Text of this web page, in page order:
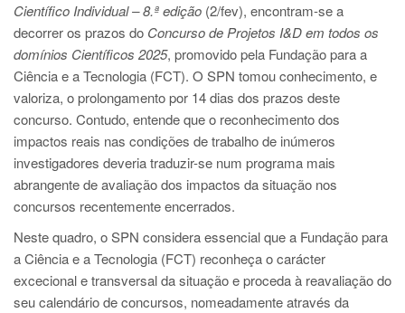
Científico Individual – 8.ª edição (2/fev), encontram-se a
decorrer os prazos do Concurso de Projetos I&D em todos os
domínios Científicos 2025, promovido pela Fundação para a
Ciência e a Tecnologia (FCT). O SPN tomou conhecimento, e
valoriza, o prolongamento por 14 dias dos prazos deste
concurso. Contudo, entende que o reconhecimento dos
impactos reais nas condições de trabalho de inúmeros
investigadores deveria traduzir-se num programa mais
abrangente de avaliação dos impactos da situação nos
concursos recentemente encerrados.
Neste quadro, o SPN considera essencial que a Fundação para
a Ciência e a Tecnologia (FCT) reconheça o carácter
excecional e transversal da situação e proceda à reavaliação do
seu calendário de concursos, nomeadamente através da